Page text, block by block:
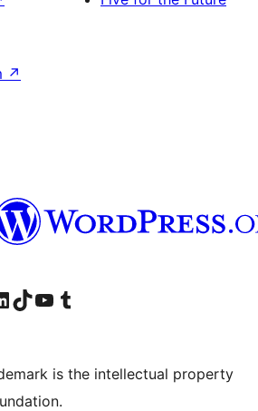
↗
във Facebook
профил в Instagram
нашия профил в LinkedIn
Visit our TikTok account
Visit our YouTube channel
Visit our Tumblr account
is the intellectual property